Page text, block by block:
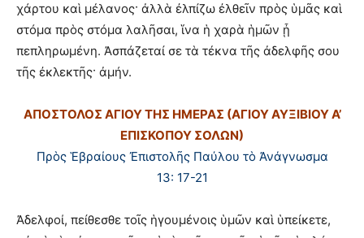
χάρτου καὶ μέλανος· ἀλλὰ ἐλπίζω ἐλθεῖν πρὸς ὑμᾶς καὶ
στόμα πρὸς στόμα λαλῆσαι, ἵνα ἡ χαρὰ ἡμῶν ᾖ
πεπληρωμένη. Ἀσπάζεταί σε τὰ τέκνα τῆς ἀδελφῆς σου
τῆς ἐκλεκτῆς· ἀμήν.
ΑΠΟΣΤΟΛΟΣ ΑΓΙΟΥ ΤΗΣ ΗΜΕΡΑΣ (ΑΓΙΟΥ ΑΥΞΙΒΙΟΥ Α’
ΕΠΙΣΚΟΠΟΥ ΣΟΛΩΝ)
Πρὸς Ἑβραίους Ἐπιστολῆς Παύλου τὸ Ἀνάγνωσμα
13: 17-21
Ἀδελφοί, πείθεσθε τοῖς ἡγουμένοις ὑμῶν καὶ ὑπείκετε,